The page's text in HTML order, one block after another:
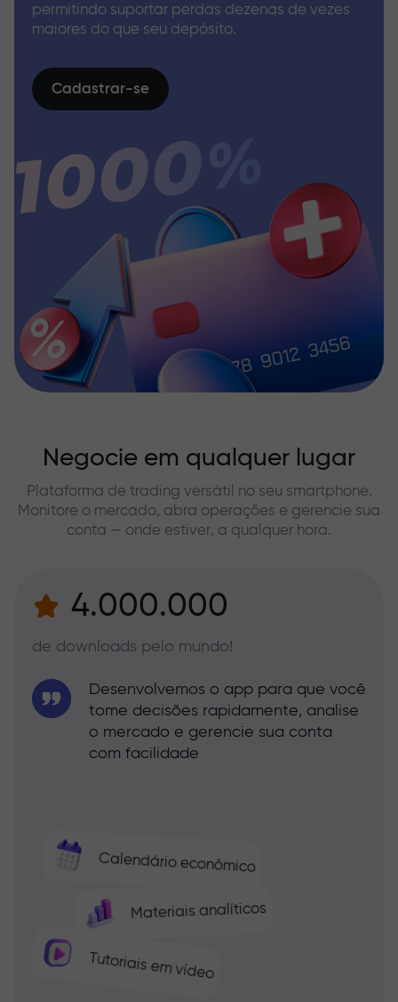
permitindo suportar perdas dezenas de vezes
maiores do que seu depósito.
Cadastrar-se
Negocie em qualquer lugar
Plataforma de trading versátil no seu smartphone.
Monitore o mercado, abra operações e gerencie sua
conta — onde estiver, a qualquer hora.
4.000.000
de downloads pelo mundo!
Calendário econômico
Materiais analíticos
Tutoriais em vídeo
Desenvolvemos o app para que você
tome decisões rapidamente, analise
o mercado e gerencie sua conta
com facilidade